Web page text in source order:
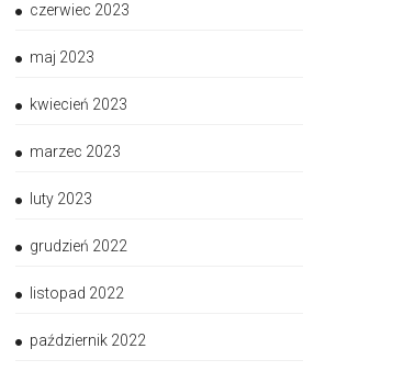
czerwiec 2023
maj 2023
kwiecień 2023
marzec 2023
luty 2023
grudzień 2022
listopad 2022
październik 2022